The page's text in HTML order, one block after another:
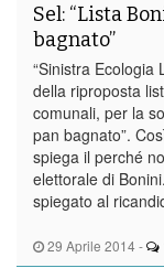
29 Aprile 2014 -
Sel: “Lista
bagnato”
“Sinistra
della riproposta
comunali, per la
pan bagnato”.
spiega il perché
elettorale di
spiegato al